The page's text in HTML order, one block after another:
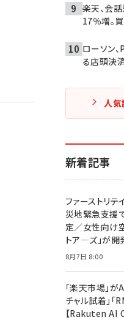
楽天、会
17％増。
ローソン
る店頭決
人気
新着記事
ファーストリ
災地緊急支援
定／女性向け
トア―ズ」が開
8月7日 8:00
「楽天市場」が
チャル試着」「
【Rakuten AI